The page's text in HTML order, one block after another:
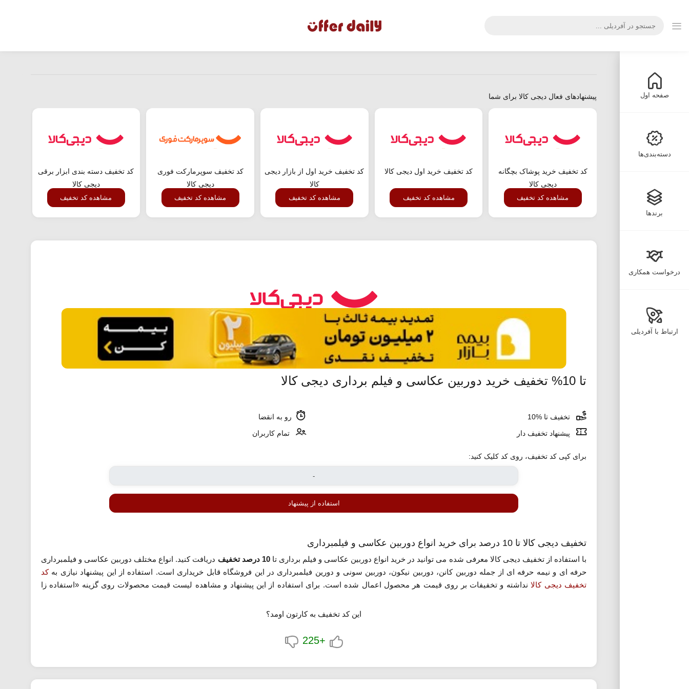
صفحه اول
دسته‌بندی‌ها
برندها
درخواست همکاری
ارتباط با آفردیلی
پیشنهادهای فعال دیجی کالا برای شما
کد تخفیف خرید پوشاک بچگانه
دیجی کالا
مشاهده کد تخفیف
کد تخفیف خرید اول دیجی کالا
مشاهده کد تخفیف
کد تخفیف خرید اول از بازار دیجی
کالا
مشاهده کد تخفیف
کد تخفیف سوپرمارکت فوری
دیجی کالا
مشاهده کد تخفیف
کد تخفیف دسته بندی ابزار برقی
دیجی کالا
مشاهده کد تخفیف
تا 10% تخفیف خرید دوربین عکاسی و فیلم برداری دیجی کالا
تخفیف تا %10
رو به انقضا
پیشنهاد تخفیف دار
تمام کاربران
برای کپی کد تخفیف، روی کد کلیک کنید:
استفاده از پیشنهاد
تخفیف دیجی کالا تا 10 درصد برای خرید انواع دوربین عکاسی و فیلمبرداری
با استفاده از تخفیف دیجی کالا معرفی شده می توانید در خرید انواع دوربین عکاسی و فیلم برداری تا10 درصد تخفیف
دریافت کنید. انواع مختلف دوربین عکاسی و فیلمبرداری
حرفه ای و نیمه حرفه ای از جمله دوربین کانن، دوربین نیکون، دوربین سونی و دورین فیلمبرداری در این فروشگاه قابل خریداری است. استفاده از این پیشنهاد نیازی بهکد
تخفیف دیجی کالانداشته و تخفیفات بر روی قیمت هر محصول اعمال شده است. برای استفاده از این پیشنهاد و مشاهده لیست قیمت محصولات روی گزینه «استفاده زا
این کد تخفیف به کارتون اومد؟
+225